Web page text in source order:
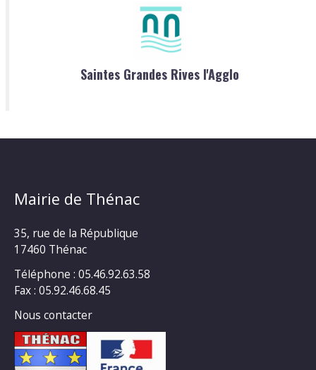
Saintes Grandes Rives l'Agglo
Mairie de Thénac
35, rue de la République
17460 Thénac
Téléphone : 05.46.92.63.58
Fax : 05.92.46.68.45
Nous contacter